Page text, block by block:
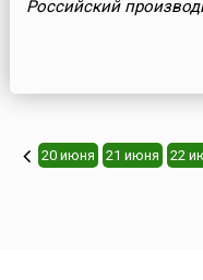
Российский
20 июня 21 июня 22